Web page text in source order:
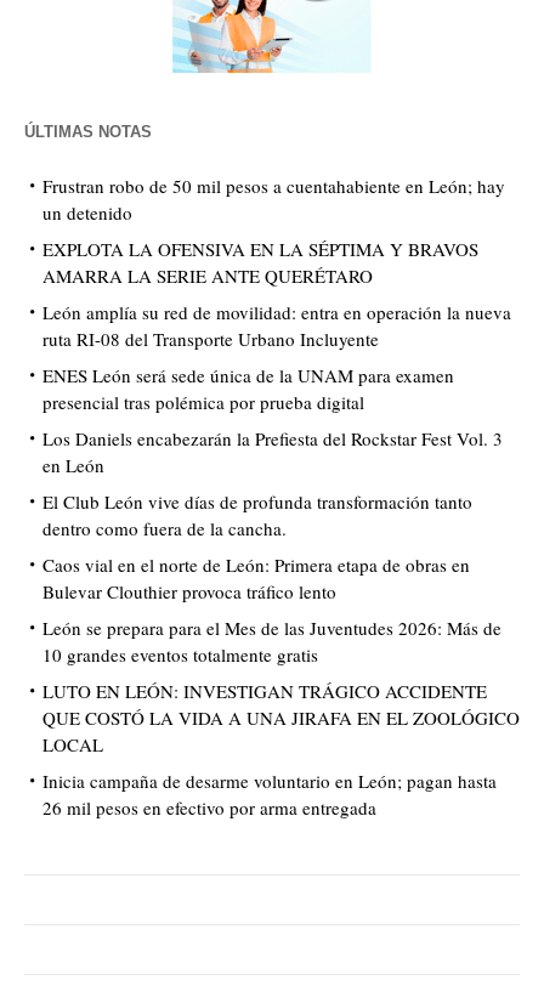
ÚLTIMAS NOTAS
Frustran robo de 50 mil pesos a cuentahabiente en León; hay
un detenido
EXPLOTA LA OFENSIVA EN LA SÉPTIMA Y BRAVOS
AMARRA LA SERIE ANTE QUERÉTARO
León amplía su red de movilidad: entra en operación la nueva
ruta RI-08 del Transporte Urbano Incluyente
ENES León será sede única de la UNAM para examen
presencial tras polémica por prueba digital
Los Daniels encabezarán la Prefiesta del Rockstar Fest Vol. 3
en León
El Club León vive días de profunda transformación tanto
dentro como fuera de la cancha.
Caos vial en el norte de León: Primera etapa de obras en
Bulevar Clouthier provoca tráfico lento
León se prepara para el Mes de las Juventudes 2026: Más de
10 grandes eventos totalmente gratis
LUTO EN LEÓN: INVESTIGAN TRÁGICO ACCIDENTE
QUE COSTÓ LA VIDA A UNA JIRAFA EN EL ZOOLÓGICO
LOCAL
Inicia campaña de desarme voluntario en León; pagan hasta
26 mil pesos en efectivo por arma entregada